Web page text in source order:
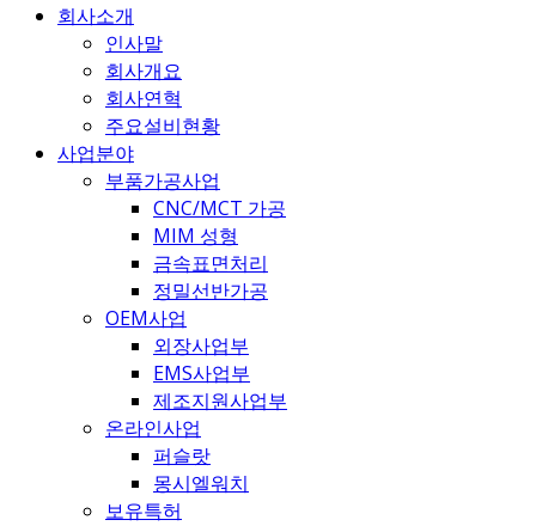
회사소개
인사말
회사개요
회사연혁
주요설비현황
사업분야
부품가공사업
CNC/MCT 가공
MIM 성형
금속표면처리
정밀선반가공
OEM사업
외장사업부
EMS사업부
제조지원사업부
온라인사업
퍼슬랏
몽시엘워치
보유특허